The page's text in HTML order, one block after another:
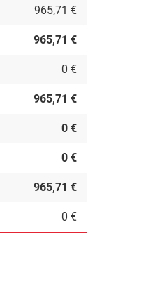
965,71 €
965,71 €
0 €
965,71 €
0 €
0 €
965,71 €
0 €